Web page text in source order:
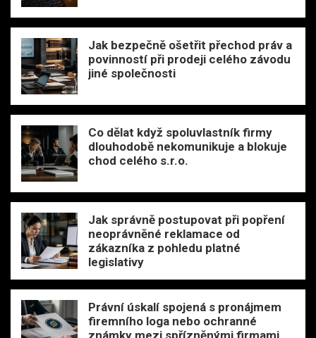
Jak bezpečně ošetřit přechod práv a
povinností při prodeji celého závodu
jiné společnosti
Co dělat když spoluvlastník firmy
dlouhodobě nekomunikuje a blokuje
chod celého s.r.o.
Jak správně postupovat při popření
neoprávněné reklamace od
zákazníka z pohledu platné
legislativy
Právní úskalí spojená s pronájmem
firemního loga nebo ochranné